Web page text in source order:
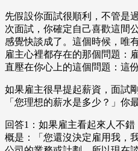
先假設你面試很順利，不管
次面試，你確定自己喜歡這間
感覺快談成了。這個時候，唯
雇主心裡都存在的那個問題：
直壓在你心上的這個問題：這
如果雇主很早提起薪資，面試
「您理想的薪水是多少？」你
回答1：如果雇主看起來人不
概是：「您還沒決定雇用我，